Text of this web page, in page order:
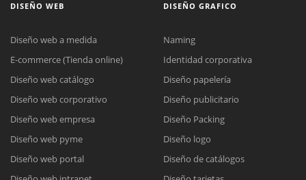
DISEÑO WEB
Diseño web a medida
E-commerce (Tienda online)
Diseño web catálogo
Diseño web corporativo
Diseño web empresa
Diseño web pyme
Diseño web portal
DISEÑO GRAFICO
Naming
Identidad corporativa
Diseño papelería
Diseño publicitario
Diseño Packing
Diseño logo
Diseño de catálogos